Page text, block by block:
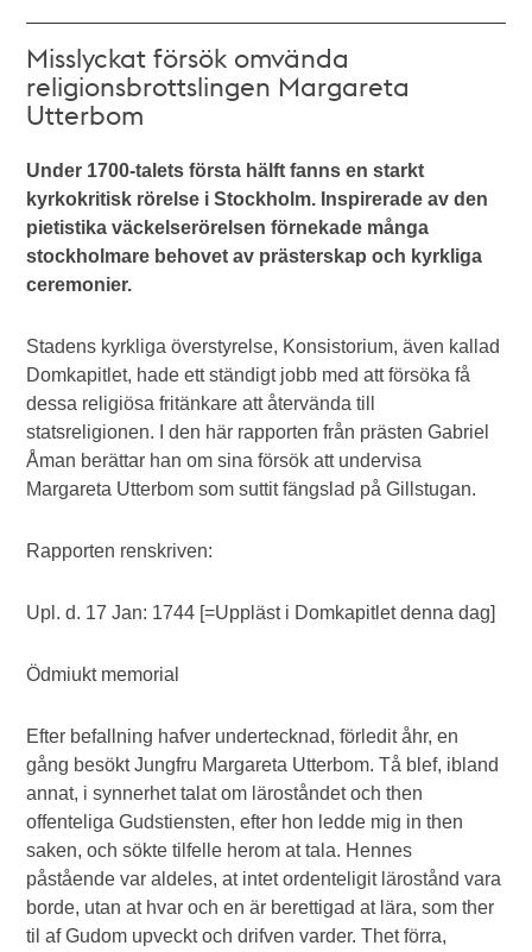
Misslyckat försök omvända
religionsbrottslingen Margareta
Utterbom
Under 1700-talets första hälft fanns en starkt
kyrkokritisk rörelse i Stockholm. Inspirerade av den
pietistika väckelserörelsen förnekade många
stockholmare behovet av prästerskap och kyrkliga
ceremonier.
Stadens kyrkliga överstyrelse, Konsistorium, även kallad
Domkapitlet, hade ett ständigt jobb med att försöka få
dessa religiösa fritänkare att återvända till
statsreligionen.
I den här rapporten från prästen Gabriel
Åman berättar han om sina försök att undervisa
Margareta Utterbom som suttit fängslad på Gillstugan.
Rapporten renskriven:
Upl. d. 17 Jan: 1744 [=Uppläst i Domkapitlet denna dag]
Ödmiukt memorial
Efter befallning hafver undertecknad, förledit åhr, en
gång besökt Jungfru Margareta Utterbom. Tå blef, ibland
annat, i synnerhet talat om läroståndet och then
offenteliga Gudstiensten, efter hon ledde mig in then
saken, och sökte tilfelle herom at tala. Hennes
påstående var aldeles, at intet ordenteligit lärostånd vara
borde, utan at hvar och en är berettigad at lära, som ther
til af Gudom upveckt och drifven varder. Thet förra,